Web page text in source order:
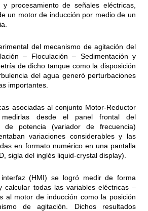
procesamiento de señales eléctricas,
un motor de inducción por medio de un
del mecanismo de agitación del
– Floculación – Sedimentación y
de dicho tanque como la disposición
del agua generó perturbaciones
importantes.
asociadas al conjunto Motor-Reductor
desde el panel frontal del
de potencia (variador de frecuencia)
variaciones considerables y las
en formato numérico en una pantalla
sigla del inglés liquid-crystal display).
(HMI) se logró medir de forma
calcular todas las variables eléctricas –
al motor de inducción como la posición
de agitación. Dichos resultados